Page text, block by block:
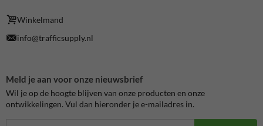
Winkelmand
info@trafficsupply.nl
Meld je aan voor onze nieuwsbrief
Wil je op de hoogte blijven van onze producten en onze
ontwikkelingen. Vul dan hieronder je e-mailadres in.